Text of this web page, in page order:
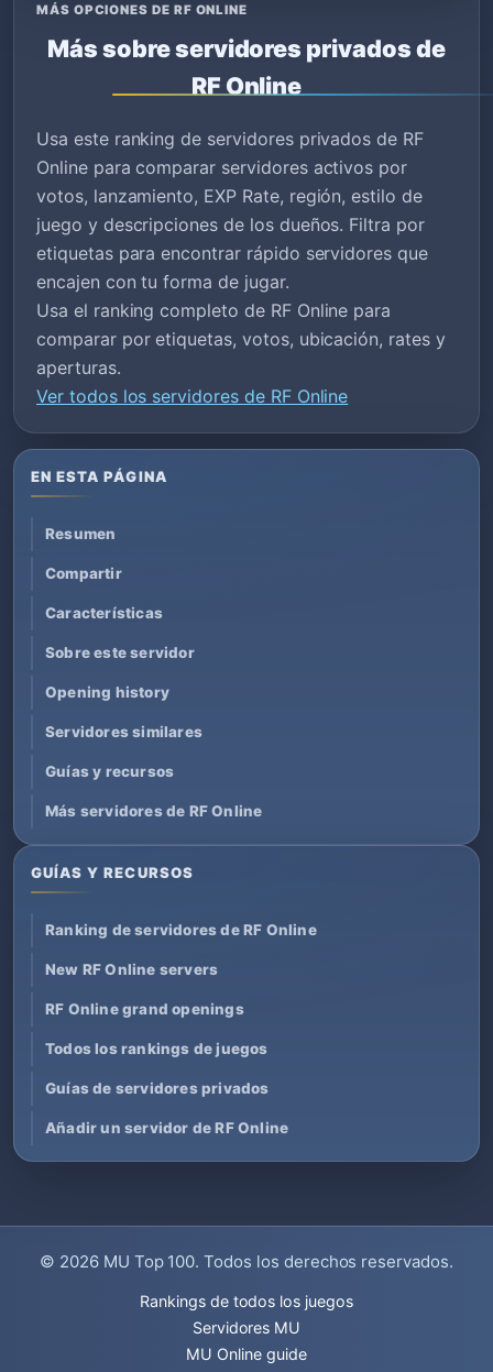
MÁS OPCIONES DE RF ONLINE
Más sobre servidores privados de
RF Online
Usa este ranking de servidores privados de RF
Online para comparar servidores activos por
votos, lanzamiento, EXP Rate, región, estilo de
juego y descripciones de los dueños. Filtra por
etiquetas para encontrar rápido servidores que
encajen con tu forma de jugar.
Usa el ranking completo de RF Online para
comparar por etiquetas, votos, ubicación, rates y
aperturas.
Ver todos los servidores de RF Online
EN ESTA PÁGINA
Resumen
Compartir
Características
Sobre este servidor
Opening history
Servidores similares
Guías y recursos
Más servidores de RF Online
GUÍAS Y RECURSOS
Ranking de servidores de RF Online
New RF Online servers
RF Online grand openings
Todos los rankings de juegos
Guías de servidores privados
Añadir un servidor de RF Online
© 2026 MU Top 100. Todos los derechos reservados.
Rankings de todos los juegos
Servidores MU
MU Online guide